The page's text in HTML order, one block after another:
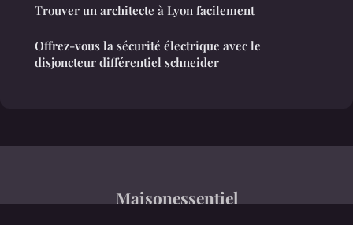
Trouver un architecte à Lyon facilement
Offrez-vous la sécurité électrique avec le
disjoncteur différentiel schneider
Maisonessentiel